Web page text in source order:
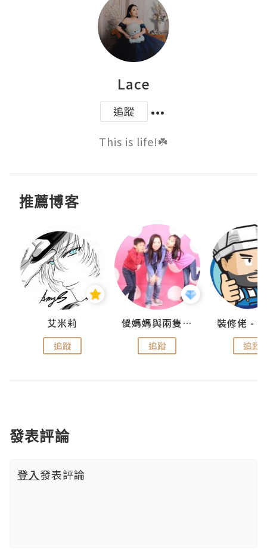
Lace
追蹤
This is life!☘️
推薦博客
艾米莉
追蹤
儍媽媽與兩隻小魔怪之家
追蹤 追蹤
發表評論
登入發表評論